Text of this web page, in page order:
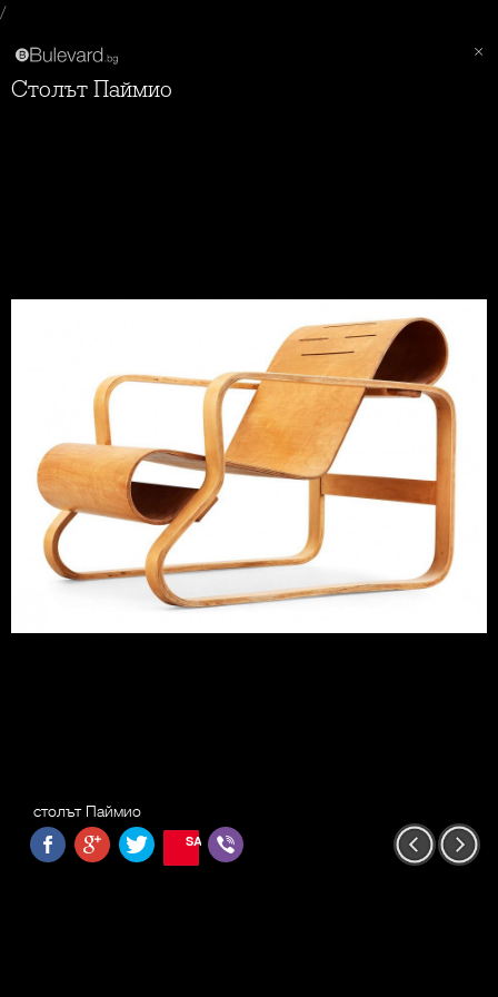
/
столът Паймио
столът Паймио
SAVE